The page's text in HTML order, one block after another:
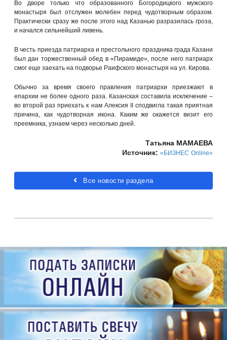
Во дворе только что образованного Богородицкого мужского
монастыря был отслужен молебен перед чудотворным образом.
Практически сразу же после этого над Казанью разразилась гроза,
и начался сильнейший ливень.
В честь приезда патриарха и престольного праздника града Казани
был дан торжественный обед в «Пирамиде», после него патриарх
смог еще заехать на подворье Раифского монастыря на ул. Кирова.
Обычно за время своего правления патриархи приезжают в
епархии не более одного раза. Казанская составила исключение –
во второй раз приехать к нам Алексия II сподвигла такая приятная
причина, как чудотворная икона. Каким же окажется визит его
преемника, узнаем через несколько дней.
Татьяна МАМАЕВА
Источник: «БИЗНЕС Online»
Все новости раздела